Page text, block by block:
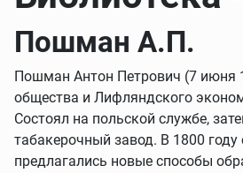
Пошман А.П.
Пошман Антон Петрович (7 июня
общества и Лифляндского
Состоял на польской службе,
табакерочный завод. В 1800
предлагались новые способы